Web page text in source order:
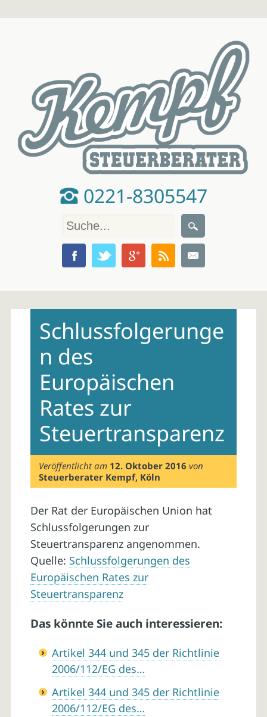
0221-8305547
contentSchlussfolgerunge
n des
Europäischen
Rates zur
Steuertransparenz
Veröffentlicht am 12. Oktober 2016 von
Steuerberater Kempf, Köln
Der Rat der Europäischen Union hat
Schlussfolgerungen zur
Steuertransparenz angenommen.
Quelle: Schlussfolgerungen des
Europäischen Rates zur
Steuertransparenz
Das könnte Sie auch interessieren:
Artikel 344 und 345 der Richtlinie
2006/112/EG des…
Artikel 344 und 345 der Richtlinie
2006/112/EG des…